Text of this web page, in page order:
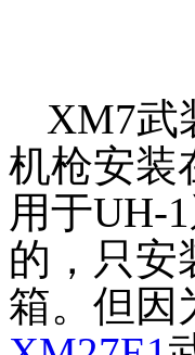
XM7武
机枪安装
用于UH-
的，只安
箱。但因